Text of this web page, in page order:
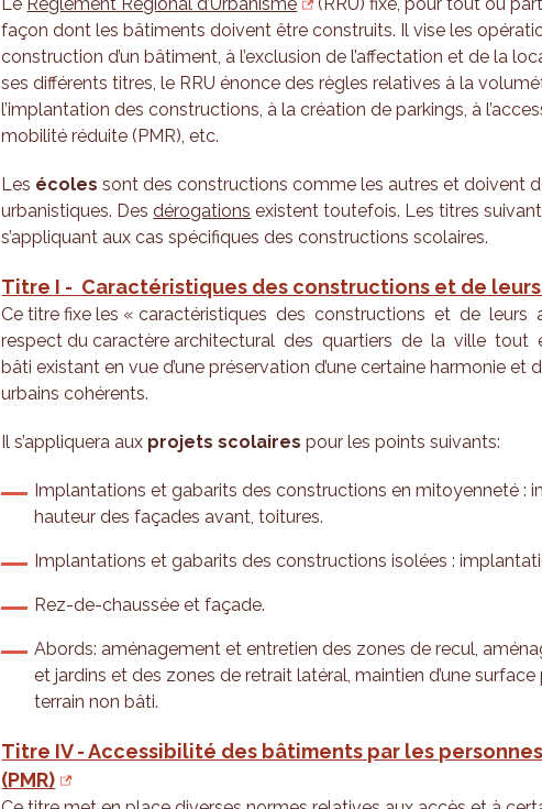
façon dont les bâtiments doivent être construits. Il vise les
construction d’un bâtiment, à l’exclusion de l’affectation et de la
ses différents titres, le RRU énonce des règles relatives à la
l’implantation des constructions, à la création de parkings, à
mobilité réduite (PMR), etc.
Les écoles sont des constructions comme les autres et doivent
urbanistiques. Desdérogations existent toutefois. Les titres
s’appliquant aux cas spécifiques des constructions scolaires.
Titre I - Caractéristiques des constructions et de
Ce titre fixe les « caractéristiques des constructions et de leurs
respect du caractère architectural des quartiers de la ville tout
bâti existant en vue d’une préservation d’une certaine harmonie et
urbains cohérents.
Il s’appliquera aux projets scolaires pour les points suivants:
Implantations et gabarits des constructions en mitoyenneté :
hauteur des façades avant, toitures.
Implantations et gabarits des constructions isolées :
Rez-de-chaussée et façade.
Abords: aménagement et entretien des zones de recul,
et jardins et des zones de retrait latéral, maintien d’une
terrain non bâti.
Titre IV - Accessibilité des bâtiments par les
(PMR)